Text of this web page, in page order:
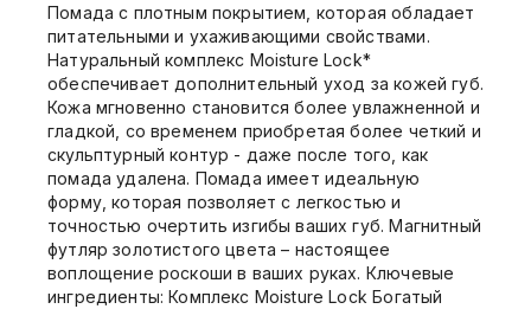
Помада с плотным покрытием, которая обладает
питательными и ухаживающими свойствами.
Натуральный комплекс Moisture Lock*
обеспечивает дополнительный уход за кожей губ.
Кожа мгновенно становится более увлажненной и
гладкой, со временем приобретая более четкий и
скульптурный контур - даже после того, как
помада удалена. Помада имеет идеальную
форму, которая позволяет с легкостью и
точностью очертить изгибы ваших губ. Магнитный
футляр золотистого цвета – настоящее
воплощение роскоши в ваших руках. Ключевые
ингредиенты: Комплекс Moisture Lock Богатый